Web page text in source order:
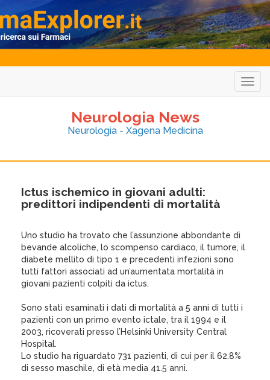
Neurologia News
Neurologia - Xagena Medicina
Ictus ischemico in giovani adulti:
predittori indipendenti di mortalità
Uno studio ha trovato che l’assunzione abbondante di
bevande alcoliche, lo scompenso cardiaco, il tumore, il
diabete mellito di tipo 1 e precedenti infezioni sono
tutti fattori associati ad un’aumentata mortalità in
giovani pazienti colpiti da ictus.
Sono stati esaminati i dati di mortalità a 5 anni di tutti i
pazienti con un primo evento ictale, tra il 1994 e il
2003, ricoverati presso l’Helsinki University Central
Hospital.
Lo studio ha riguardato 731 pazienti, di cui per il 62.8%
di sesso maschile, di età media 41.5 anni.